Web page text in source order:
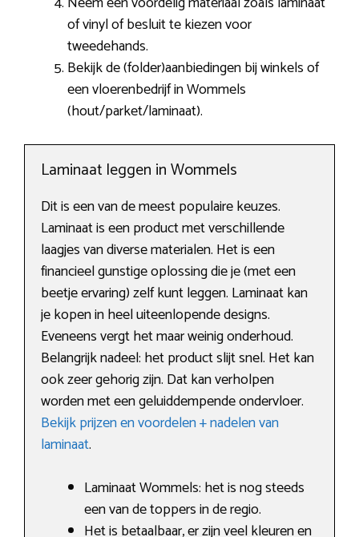
of vinyl of besluit te kiezen voor
tweedehands.
Bekijk de (folder)aanbiedingen bij winkels of
een vloerenbedrijf in Wommels
(hout/parket/laminaat).
Laminaat leggen in Wommels
Dit is een van de meest populaire keuzes.
Laminaat is een product met verschillende
laagjes van diverse materialen. Het is een
financieel gunstige oplossing die je (met een
beetje ervaring) zelf kunt leggen. Laminaat kan
je kopen in heel uiteenlopende designs.
Eveneens vergt het maar weinig onderhoud.
Belangrijk nadeel: het product slijt snel. Het kan
ook zeer gehorig zijn. Dat kan verholpen
worden met een geluiddempende ondervloer.
Bekijk prijzen en voordelen + nadelen van
laminaat.
Laminaat Wommels: het is nog steeds
een van de toppers in de regio.
Het is betaalbaar, er zijn veel kleuren en